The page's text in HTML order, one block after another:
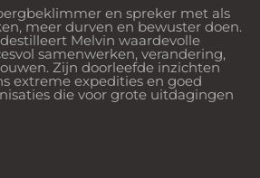
en spreker met als
meer durven en bewuster doen.
Melvin waardevolle
samenwerken, verandering,
Zijn doorleefde inzichten
extreme expedities en goed
die voor grote uitdagingen